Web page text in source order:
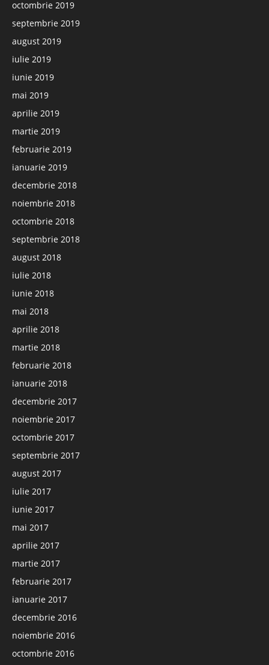
octombrie 2019
septembrie 2019
august 2019
iulie 2019
iunie 2019
mai 2019
aprilie 2019
martie 2019
februarie 2019
ianuarie 2019
decembrie 2018
noiembrie 2018
octombrie 2018
septembrie 2018
august 2018
iulie 2018
iunie 2018
mai 2018
aprilie 2018
martie 2018
februarie 2018
ianuarie 2018
decembrie 2017
noiembrie 2017
octombrie 2017
septembrie 2017
august 2017
iulie 2017
iunie 2017
mai 2017
aprilie 2017
martie 2017
februarie 2017
ianuarie 2017
decembrie 2016
noiembrie 2016
octombrie 2016